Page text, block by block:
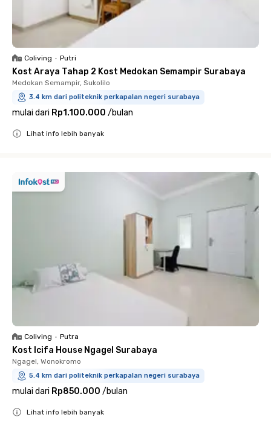
Coliving • Putri
Kost Araya Tahap 2 Kost Medokan Semampir Surabaya
Medokan Semampir, Sukolilo
3.4 km dari politeknik perkapalan negeri surabaya
mulai dari Rp1.100.000 /bulan
Lihat info lebih banyak
Coliving • Putra
Kost Icifa House Ngagel Surabaya
Ngagel, Wonokromo
5.4 km dari politeknik perkapalan negeri surabaya
mulai dari Rp850.000 /bulan
Lihat info lebih banyak